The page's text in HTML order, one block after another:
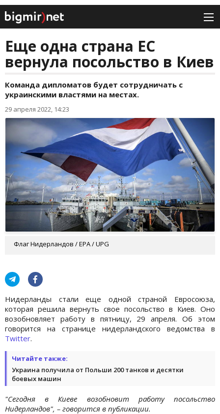
Еще одна страна ЕС
вернула посольство в Киев
Команда дипломатов будет сотрудничать с
украинскими властями на местах.
29 апреля 2022, 14:23
Флаг Нидерландов / EPA / UPG
Нидерланды стали еще одной страной Евросоюза,
которая решила вернуть свое посольство в Киев. Оно
возобновляет работу в пятницу, 29 апреля. Об этом
говорится на странице нидерландского ведомства в
Twitter.
Читайте также:
Украина получила от Польши 200 танков и десятки
боевых машин
"Сегодня в Киеве возобновит работу посольство
Нидерландов", – говорится в публикации.